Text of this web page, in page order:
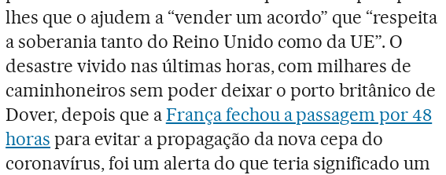
lhes que o ajudem a “vender um acordo” que “respeita
a soberania tanto do Reino Unido como da UE”. O
desastre vivido nas últimas horas, com milhares de
caminhoneiros sem poder deixar o porto britânico de
Dover, depois que aFrança fechou a passagem por 48
horas para evitar a propagação da nova cepa do
coronavírus, foi um alerta do que teria significado um